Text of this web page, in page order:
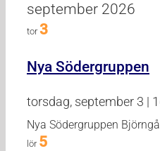
september 2026
tor3
Nya Södergruppen
torsdag, september 3 |
Nya Södergruppen
lör 5